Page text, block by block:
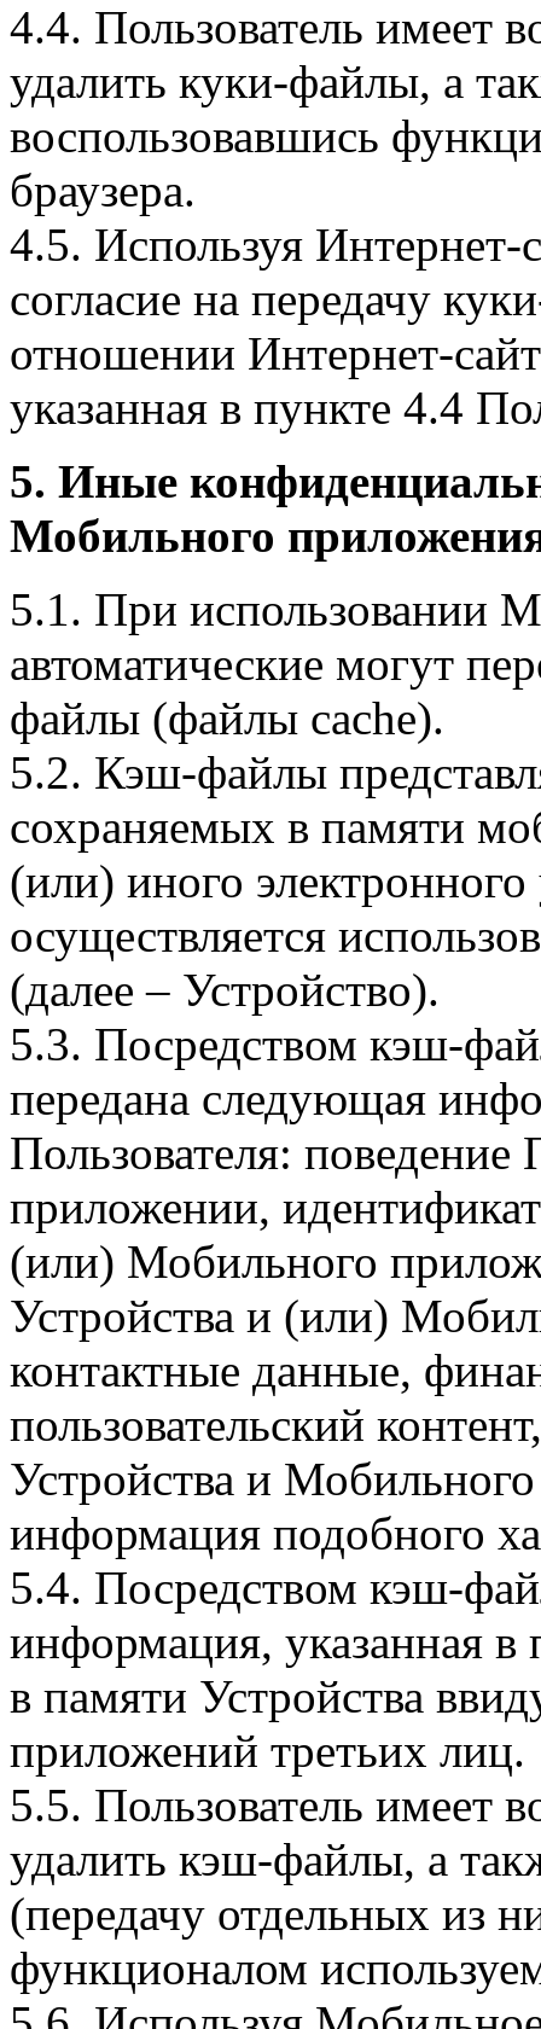
4.4. Пользователь имеет
удалить куки-файлы, а
воспользовавшись
браузера.
4.5. Используя Интернет-
согласие на передачу
отношении Интернет-
указанная в пункте 4.4
5. Иные
Мобильного
5.1. При использовании
автоматические могут
файлы (файлы cache).
5.2. Кэш-файлы
сохраняемых в памяти
(или) иного электронного
осуществляется
(далее – Устройство).
5.3. Посредством кэш-
передана следующая
Пользователя:
приложении,
(или) Мобильного
Устройства и (или)
контактные данные,
пользовательский
Устройства и
информация подобного
5.4. Посредством кэш-
информация, указанная в
в памяти Устройства
приложений третьих лиц.
5.5. Пользователь имеет
удалить кэш-файлы, а
(передачу отдельных из
функционалом